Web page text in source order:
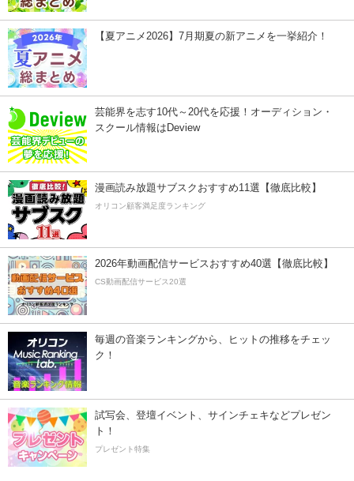
【夏アニメ2026】7月期夏の新アニメを一挙紹介！
芸能界を志す10代～20代を応援！オーディション・
スクール情報はDeview
漫画読み放題サブスクおすすめ11選【徹底比較】
オリコン顧客満足度ランキング
2026年動画配信サービスおすすめ40選【徹底比較】
CS動画配信サービス20選
毎週の音楽ランキングから、ヒットの推移をチェッ
ク！
試写会、登壇イベント、サインチェキなどプレゼン
ト！
プレゼント特集